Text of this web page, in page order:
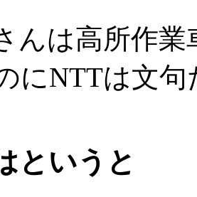
んは高所作
にNTTは文
というと